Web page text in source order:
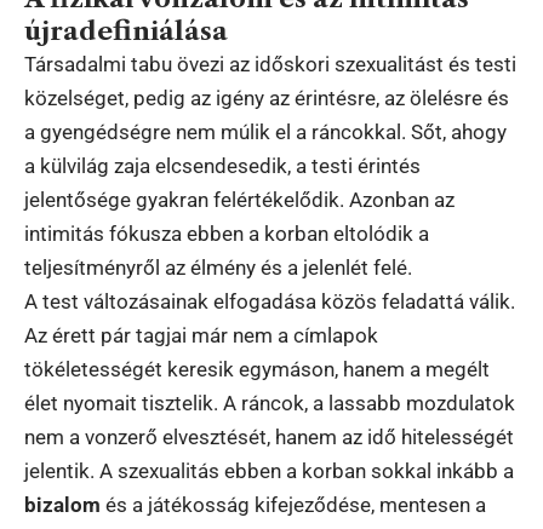
újradefiniálása
Társadalmi tabu övezi az időskori szexualitást és testi
közelséget, pedig az igény az érintésre, az ölelésre és
a gyengédségre nem múlik el a ráncokkal. Sőt, ahogy
a külvilág zaja elcsendesedik, a testi érintés
jelentősége gyakran felértékelődik. Azonban az
intimitás fókusza ebben a korban eltolódik a
teljesítményről az élmény és a jelenlét felé.
A test változásainak elfogadása közös feladattá válik.
Az érett pár tagjai már nem a címlapok
tökéletességét keresik egymáson, hanem a megélt
élet nyomait tisztelik. A ráncok, a lassabb mozdulatok
nem a vonzerő elvesztését, hanem az idő hitelességét
jelentik. A szexualitás ebben a korban sokkal inkább a
bizalom és a játékosság kifejeződése, mentesen a